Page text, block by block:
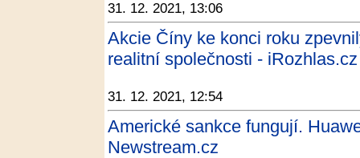
31. 12. 2021, 13:06
Akcie Číny ke konci roku
realitní společnosti - iRozhlas.cz
31. 12. 2021, 12:54
Americké sankce fungují.
Newstream.cz